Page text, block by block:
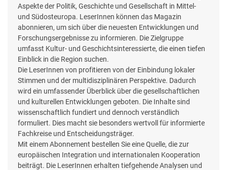
Aspekte der Politik, Geschichte und Gesellschaft in Mittel-
und Südosteuropa. LeserInnen können das Magazin
abonnieren, um sich über die neuesten Entwicklungen und
Forschungsergebnisse zu informieren. Die Zielgruppe
umfasst Kultur- und Geschichtsinteressierte, die einen tiefen
Einblick in die Region suchen.
Die LeserInnen von profitieren von der Einbindung lokaler
Stimmen und der multidisziplinären Perspektive. Dadurch
wird ein umfassender Überblick über die gesellschaftlichen
und kulturellen Entwicklungen geboten. Die Inhalte sind
wissenschaftlich fundiert und dennoch verständlich
formuliert. Dies macht sie besonders wertvoll für informierte
Fachkreise und Entscheidungsträger.
Mit einem Abonnement bestellen Sie eine Quelle, die zur
europäischen Integration und internationalen Kooperation
beiträgt. Die LeserInnen erhalten tiefgehende Analysen und